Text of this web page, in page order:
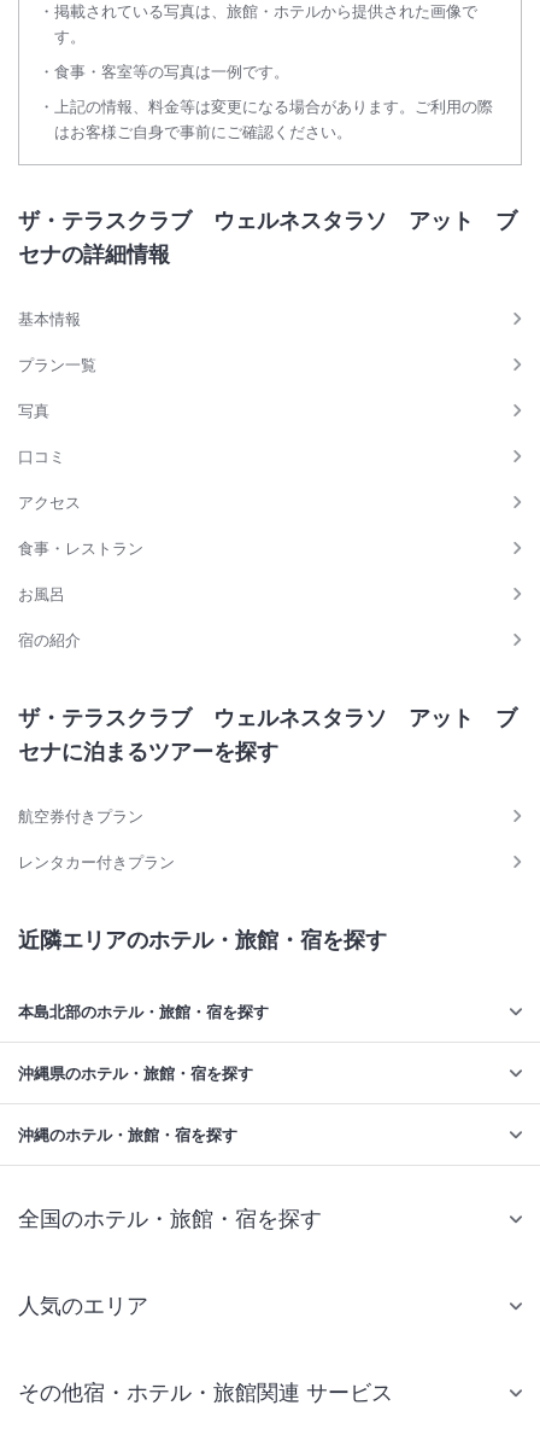
掲載されている写真は、旅館・ホテルから提供された画像で
す。
食事・客室等の写真は一例です。
上記の情報、料金等は変更になる場合があります。ご利用の際
はお客様ご自身で事前にご確認ください。
ザ・テラスクラブ ウェルネスタラソ アット ブ
セナの詳細情報
基本情報
プラン一覧
写真
口コミ
アクセス
食事・レストラン
お風呂
宿の紹介
ザ・テラスクラブ ウェルネスタラソ アット ブ
セナに泊まるツアーを探す
航空券付きプラン
レンタカー付きプラン
近隣エリアのホテル・旅館・宿を探す
本島北部のホテル・旅館・宿を探す
沖縄県のホテル・旅館・宿を探す
沖縄のホテル・旅館・宿を探す
全国のホテル・旅館・宿を探す
人気のエリア
仙台 ホテル
その他宿・ホテル・旅館関連 サービス